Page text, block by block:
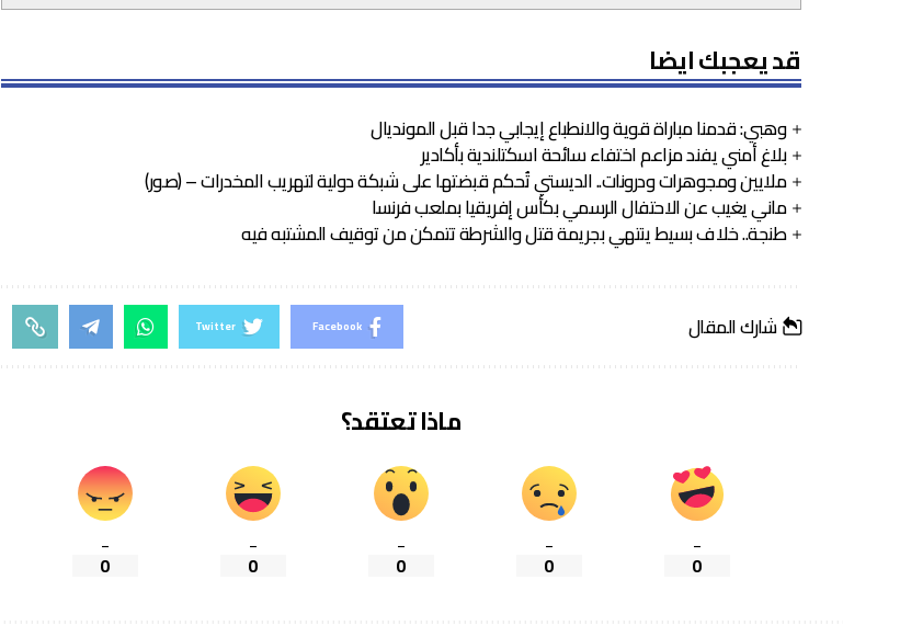
قد يعجبك ايضا
وهبي: قدمنا مباراة قوية والانطباع إيجابي جدا قبل المونديال
بلاغ أمني يفند مزاعم اختفاء سائحة اسكتلندية بأكادير
ملايين ومجوهرات ودرونات.. الديستي تُحكم قبضتها على شبكة دولية لتهريب المخدرات – (صور)
ماني يغيب عن الاحتفال الرسمي بكأس إفريقيا بملعب فرنسا
طنجة.. خلاف بسيط ينتهي بجريمة قتل والشرطة تتمكن من توقيف المشتبه فيه
شارك المقال Facebook
Twitter
ماذا تعتقد؟
_
0
_
0
_
0
_
0
_
0